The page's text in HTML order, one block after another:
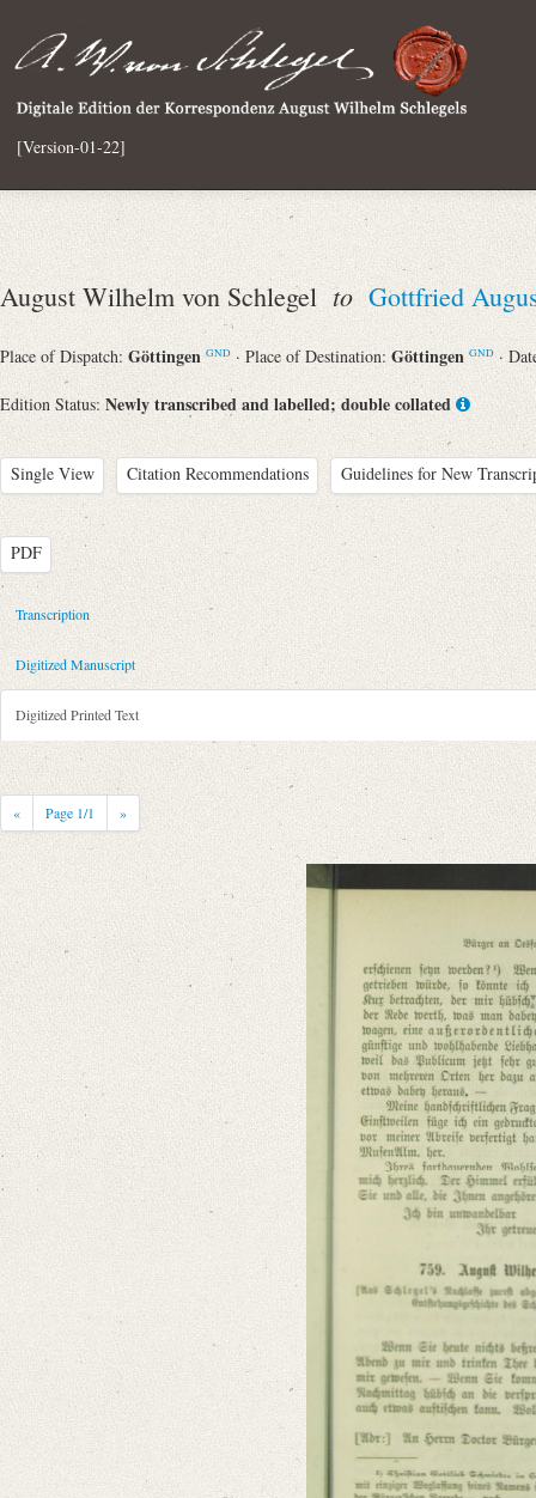
[Version-01-22]
August Wilhelm von Schlegel to Gottfried
Place of Dispatch: Göttingen GND · Place of Destination: Göttingen GND ·
Edition Status: Newly transcribed and labelled; double collated
Single View Citation Recommendations Guidelines for New
PDF
Metadata Concerning Header
Sender: August Wilhelm von Schlegel
Recipient: Gottfried August Bürger
Place of Dispatch: Göttingen
Place of Destination: Göttingen
Date: [September 1787 bis Oktober 1789]
Notations: Briefkonzept, in die Übersetzung des
Printed Text
Provider: Dresden, Sächsische Landesbibliothek - Staats- und
Bibliography: Strodtmann, Adolf: Briefe von und an Gottfried August
anderen, meist handschriftlichen Quellen. Bd. 3. Berlin 1874, S. 245.
Weitere Drucke: Gottfried August Bürger. Briefwechsel. Hg. v.
Incipit: „[1] Wenn Sie heute nichts beßres wissen, so kommen Sie
Manuscript
Provider: Dresden, Sächsische Landesbibliothek - Staats- und
OAI Id: 406368066
Classification Number: Mscr.Dresd.e.90,XXII,11
Bamberg, Claudia
Golyschkin, Ruth
Transcription
Digitized Manuscript
Digitized Printed Text
« Page 1/1 »